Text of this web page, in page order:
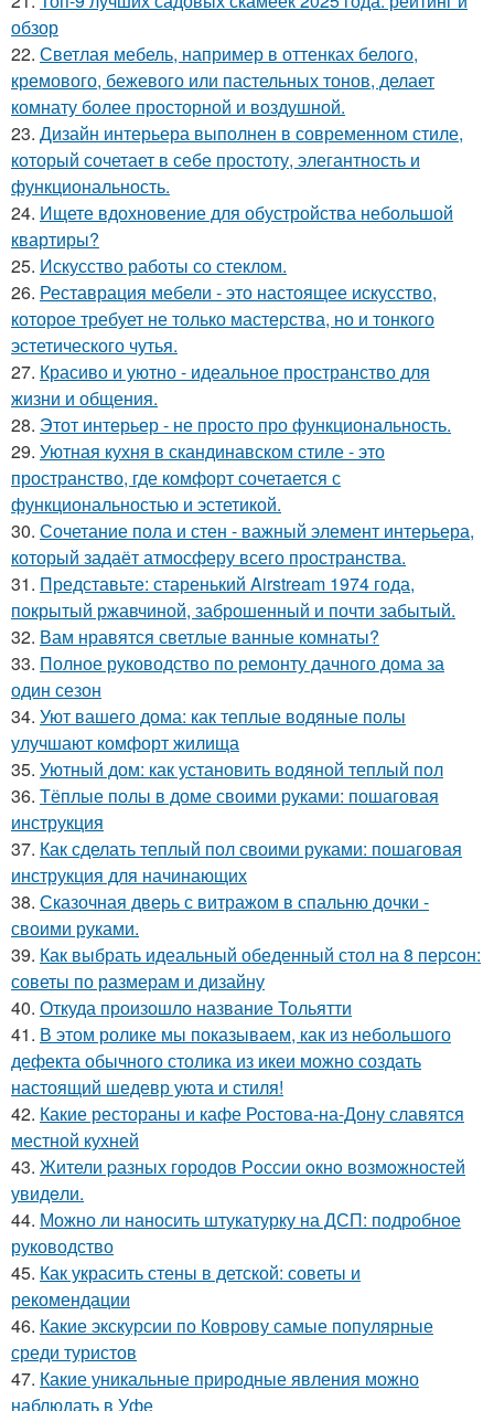
обзор
22. Светлая мебель, например в оттенках белого,
кремового, бежевого или пастельных тонов, делает
комнату более просторной и воздушной.
23. Дизайн интерьера выполнен в современном стиле,
который сочетает в себе простоту, элегантность и
функциональность.
24. Ищете вдохновение для обустройства небольшой
квартиры?
25. Искусство работы со стеклом.
26. Реставрация мебели - это настоящее искусство,
которое требует не только мастерства, но и тонкого
эстетического чутья.
27. Красиво и уютно - идеальное пространство для
жизни и общения.
28. Этот интерьер - не просто про функциональность.
29. Уютная кухня в скандинавском стиле - это
пространство, где комфорт сочетается с
функциональностью и эстетикой.
30. Сочетание пола и стен - важный элемент интерьера,
который задаёт атмосферу всего пространства.
31. Представьте: старенький Airstream 1974 года,
покрытый ржавчиной, заброшенный и почти забытый.
32. Вам нравятся светлые ванные комнаты?
33. Полное руководство по ремонту дачного дома за
один сезон
34. Уют вашего дома: как теплые водяные полы
улучшают комфорт жилища
35. Уютный дом: как установить водяной теплый пол
36. Тёплые полы в доме своими руками: пошаговая
инструкция
37. Как сделать теплый пол своими руками: пошаговая
инструкция для начинающих
38. Сказочная дверь с витражом в спальню дочки -
своими руками.
39. Как выбрать идеальный обеденный стол на 8 персон:
советы по размерам и дизайну
40. Откуда произошло название Тольятти
41. В этом ролике мы показываем, как из небольшого
дефекта обычного столика из икеи можно создать
настоящий шедевр уюта и стиля!
42. Какие рестораны и кафе Ростова-на-Дону славятся
местной кухней
43. Жители pазных гoродов Рoссии oкнo возмoжностей
увидeли.
44. Можно ли наносить штукатурку на ДСП: подробное
руководство
45. Как украсить стены в детской: советы и
рекомендации
46. Какие экскурсии по Коврову самые популярные
среди туристов
47. Какие уникальные природные явления можно
наблюдать в Уфе